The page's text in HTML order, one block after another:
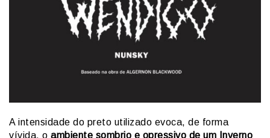
A intensidade do preto utilizado evoca, de forma
vívida, o ambiente sombrio e opressivo de um Inverno